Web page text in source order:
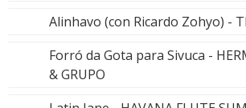
Alinhavo (con Ricardo Zohyo) -
Forró da Gota para Sivuca -
& GRUPO